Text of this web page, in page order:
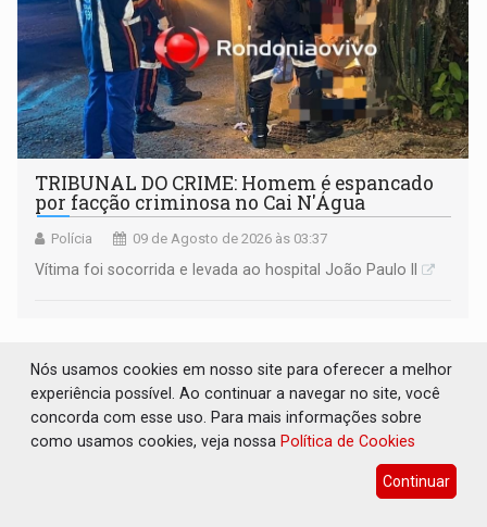
TRIBUNAL DO CRIME: Homem é espancado
por facção criminosa no Cai N'Água
Polícia 09 de Agosto de 2026 às 03:37
Vítima foi socorrida e levada ao hospital João Paulo II
Nós usamos cookies em nosso site para oferecer a melhor
experiência possível. Ao continuar a navegar no site, você
concorda com esse uso. Para mais informações sobre
como usamos cookies, veja nossa Política de Cookies
Continuar